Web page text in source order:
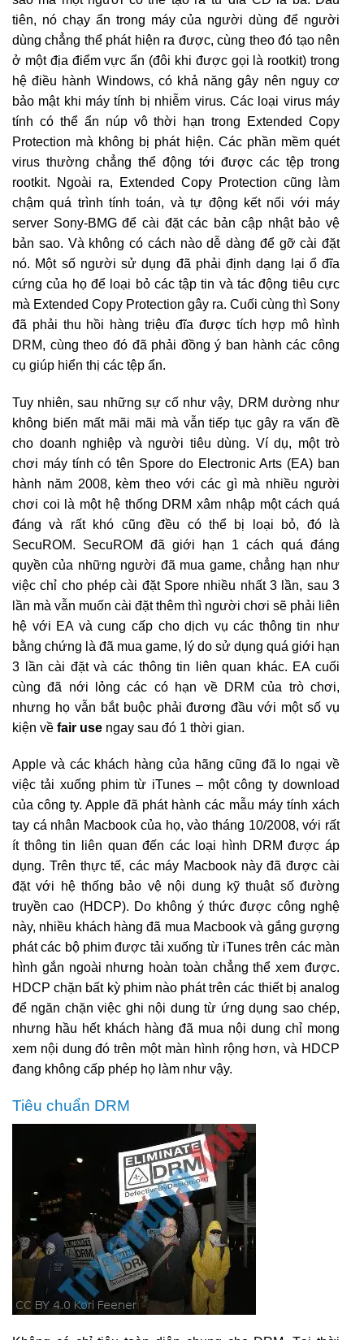
tiên, nó chạy ẩn trong máy của người dùng để người
dùng chẳng thể phát hiện ra được, cùng theo đó tạo nên
ở một địa điểm vực ẩn (đôi khi được gọi là rootkit) trong
hệ điều hành Windows, có khả năng gây nên nguy cơ
bảo mật khi máy tính bị nhiễm virus. Các loại virus máy
tính có thể ẩn núp vô thời hạn trong Extended Copy
Protection mà không bị phát hiện. Các phần mềm quét
virus thường chẳng thể động tới được các tệp trong
rootkit. Ngoài ra, Extended Copy Protection cũng làm
chậm quá trình tính toán, và tự động kết nối với máy
server Sony-BMG để cài đặt các bản cập nhật bảo vệ
bản sao. Và không có cách nào dễ dàng để gỡ cài đặt
nó. Một số người sử dụng đã phải định dạng lại ổ đĩa
cứng của họ để loại bỏ các tập tin và tác động tiêu cực
mà Extended Copy Protection gây ra. Cuối cùng thì Sony
đã phải thu hồi hàng triệu đĩa được tích hợp mô hình
DRM, cùng theo đó đã phải đồng ý ban hành các công
cụ giúp hiển thị các tệp ẩn.
Tuy nhiên, sau những sự cố như vậy, DRM dường như
không biến mất mãi mãi mà vẫn tiếp tục gây ra vấn đề
cho doanh nghiệp và người tiêu dùng. Ví dụ, một trò
chơi máy tính có tên Spore do Electronic Arts (EA) ban
hành năm 2008, kèm theo với các gì mà nhiều người
chơi coi là một hệ thống DRM xâm nhập một cách quá
đáng và rất khó cũng đều có thể bị loại bỏ, đó là
SecuROM. SecuROM đã giới hạn 1 cách quá đáng
quyền của những người đã mua game, chẳng hạn như
việc chỉ cho phép cài đặt Spore nhiều nhất 3 lần, sau 3
lần mà vẫn muốn cài đặt thêm thì người chơi sẽ phải liên
hệ với EA và cung cấp cho dịch vụ các thông tin như
bằng chứng là đã mua game, lý do sử dụng quá giới hạn
3 lần cài đặt và các thông tin liên quan khác. EA cuối
cùng đã nới lỏng các có hạn về DRM của trò chơi,
nhưng họ vẫn bắt buộc phải đương đầu với một số vụ
kiện về fair use ngay sau đó 1 thời gian.
Apple và các khách hàng của hãng cũng đã lo ngại về
việc tải xuống phim từ iTunes – một công ty download
của công ty. Apple đã phát hành các mẫu máy tính xách
tay cá nhân Macbook của họ, vào tháng 10/2008, với rất
ít thông tin liên quan đến các loại hình DRM được áp
dụng. Trên thực tế, các máy Macbook này đã được cài
đặt với hệ thống bảo vệ nội dung kỹ thuật số đường
truyền cao (HDCP). Do không ý thức được công nghệ
này, nhiều khách hàng đã mua Macbook và gắng gượng
phát các bộ phim được tải xuống từ iTunes trên các màn
hình gắn ngoài nhưng hoàn toàn chẳng thể xem được.
HDCP chặn bất kỳ phim nào phát trên các thiết bị analog
để ngăn chặn việc ghi nội dung từ ứng dụng sao chép,
nhưng hầu hết khách hàng đã mua nội dung chỉ mong
xem nội dung đó trên một màn hình rộng hơn, và HDCP
đang không cấp phép họ làm như vậy.
Tiêu chuẩn DRM